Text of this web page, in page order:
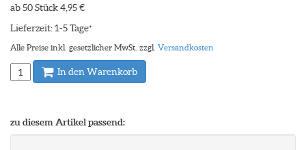
ab 50 Stück 4,95 €
Lieferzeit: 1-5 Tage*
Alle Preise inkl. gesetzlicher MwSt. zzgl. Versandkosten
In den Warenkorb
zu diesem Artikel passend: